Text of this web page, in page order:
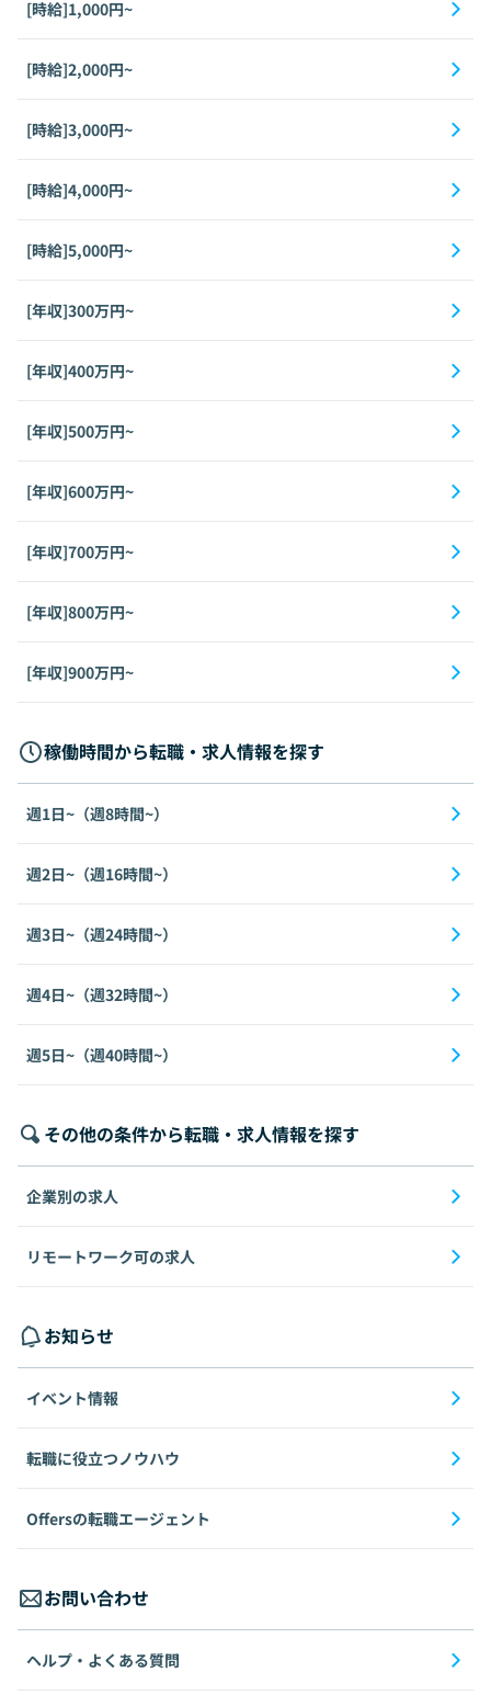
[時給]1,000円~
[時給]2,000円~
[時給]3,000円~
[時給]4,000円~
[時給]5,000円~
[年収]300万円~
[年収]400万円~
[年収]500万円~
[年収]600万円~
[年収]700万円~
[年収]800万円~
[年収]900万円~
稼働時間から転職・求人情報を探す
週1日~（週8時間~）
週2日~（週16時間~）
週3日~（週24時間~）
週4日~（週32時間~）
週5日~（週40時間~）
その他の条件から転職・求人情報を探す
企業別の求人
リモートワーク可の求人
お知らせ
イベント情報
転職に役立つノウハウ
Offersの転職エージェント
お問い合わせ
ヘルプ・よくある質問